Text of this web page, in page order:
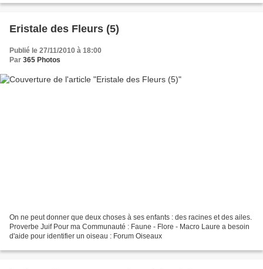
Eristale des Fleurs (5)
Publié le 27/11/2010 à 18:00
Par 365 Photos
On ne peut donner que deux choses à ses enfants : des racines et des ailes.
Proverbe Juif Pour ma Communauté : Faune - Flore - Macro Laure a besoin
d'aide pour identifier un oiseau : Forum Oiseaux